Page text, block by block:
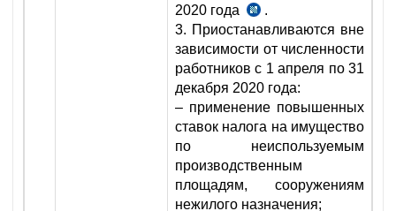
2020 года
п.
2
УП-5996
от
18.05.2020
г.
.
3. Приостанавливаются вне
зависимости от численности
работников с 1 апреля по 31
декабря 2020 года:
– применение повышенных
ставок налога на имущество
по неиспользуемым
производственным
площадям, сооружениям
нежилого назначения;